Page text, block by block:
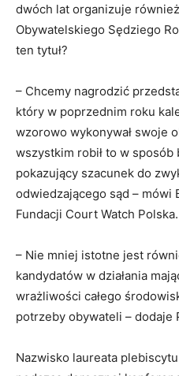
dwóch lat organizuje
Obywatelskiego Sędziego
ten tytuł?
– Chcemy nagrodzić
który w poprzednim roku
wzorowo wykonywał swoje
wszystkim robił to w sposób
pokazujący szacunek do
odwiedzającego sąd –
Fundacji Court Watch Polska.
– Nie mniej istotne jest
kandydatów w działania
wrażliwości całego
potrzeby obywateli – dodaje
Nazwisko laureata